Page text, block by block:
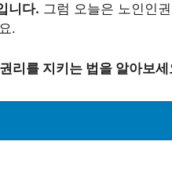
니다. 그럼 오늘은 노인인
.
리를 지키는 법을 알아보세